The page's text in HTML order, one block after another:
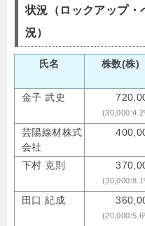
状況（ロックアップ・
況）
氏名 株数(株)
金子 武史
芸陽線材株式
会社
下村 克則
田口 紀成